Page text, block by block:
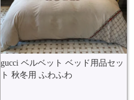
gucci ベルベット ベッド用品セッ
ト 秋冬用 ふわふわ